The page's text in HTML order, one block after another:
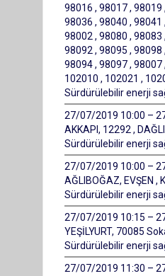
98016 , 98017 , 98019
98036 , 98040 , 98041
98002 , 98080 , 98083
98092 , 98095 , 98098
98094 , 98097 , 98007
102010 , 102021 ,
Sürdürülebilir enerji
27/07/2019 10:00 –
AKKAPI, 12292 ,
Sürdürülebilir enerji
27/07/2019 10:00 –
AĞLIBOĞAZ, EVŞEN ,
Sürdürülebilir enerji
27/07/2019 10:15 –
YEŞİLYURT, 70085
Sürdürülebilir enerji
27/07/2019 11:30 –